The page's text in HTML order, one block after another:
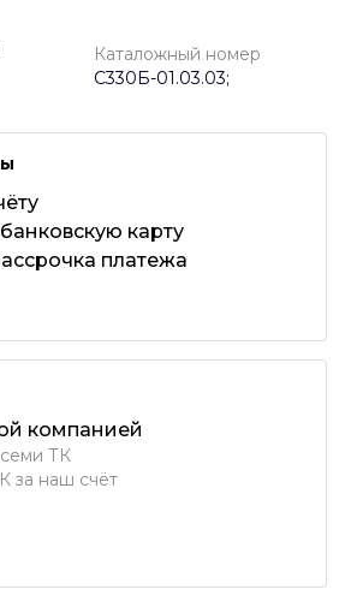
Каталожный номер
С330Б-01.03.03;
карту
платежа
компанией
ТК
за наш счёт